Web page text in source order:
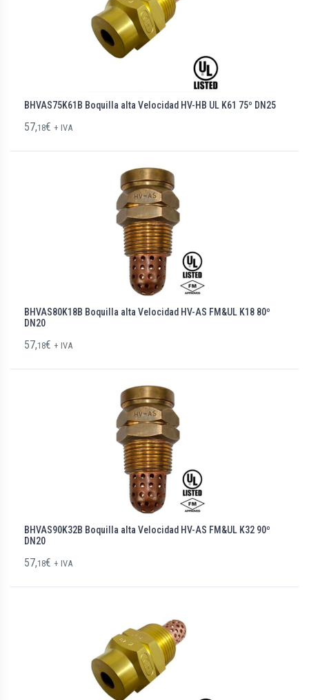
BHVAS75K61B Boquilla alta Velocidad HV-HB UL K61 75º DN25
57,18€ + IVA
BHVAS80K18B Boquilla alta Velocidad HV-AS FM&UL K18 80º
DN20
57,18€ + IVA
BHVAS90K32B Boquilla alta Velocidad HV-AS FM&UL K32 90º
DN20
57,18€ + IVA